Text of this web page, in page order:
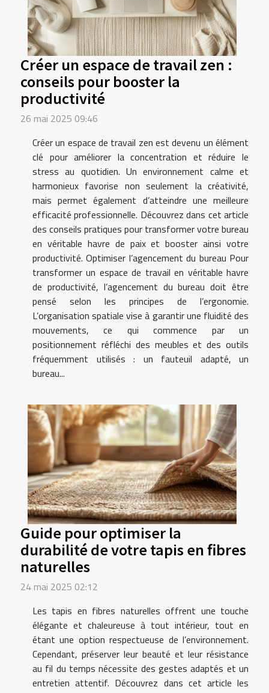
Créer un espace de travail zen :
conseils pour booster la
productivité
26 mai 2025 09:46
Créer un espace de travail zen est devenu un élément
clé pour améliorer la concentration et réduire le
stress au quotidien. Un environnement calme et
harmonieux favorise non seulement la créativité,
mais permet également d’atteindre une meilleure
efficacité professionnelle. Découvrez dans cet article
des conseils pratiques pour transformer votre bureau
en véritable havre de paix et booster ainsi votre
productivité. Optimiser l’agencement du bureau Pour
transformer un espace de travail en véritable havre
de productivité, l’agencement du bureau doit être
pensé selon les principes de l’ergonomie.
L’organisation spatiale vise à garantir une fluidité des
mouvements, ce qui commence par un
positionnement réfléchi des meubles et des outils
fréquemment utilisés : un fauteuil adapté, un
bureau...
Guide pour optimiser la
durabilité de votre tapis en fibres
naturelles
24 mai 2025 02:12
Les tapis en fibres naturelles offrent une touche
élégante et chaleureuse à tout intérieur, tout en
étant une option respectueuse de l’environnement.
Cependant, préserver leur beauté et leur résistance
au fil du temps nécessite des gestes adaptés et un
entretien attentif. Découvrez dans cet article les